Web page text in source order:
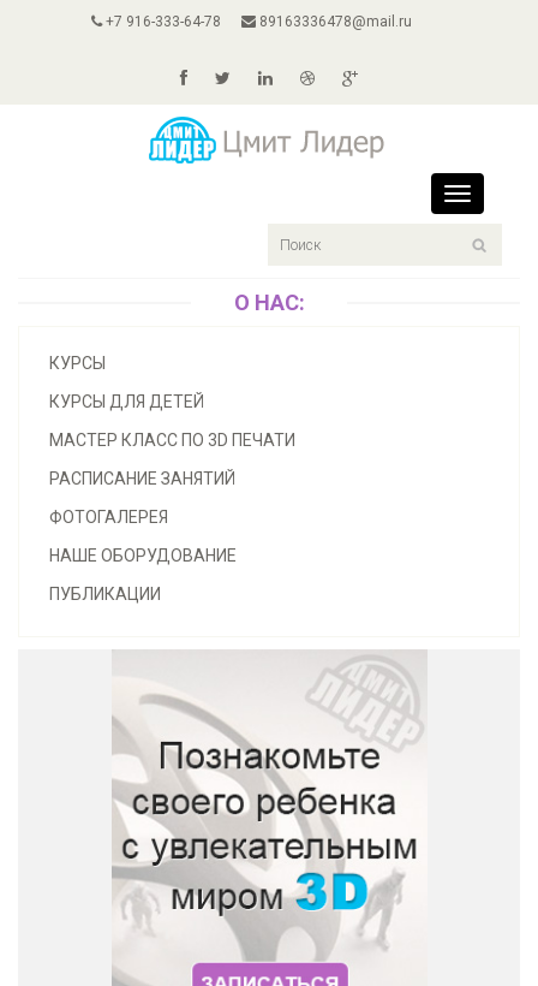
+7 916-333-64-78 89163336478@mail.ru
Toggle
navigation
О НАС:
КУРСЫ
КУРСЫ ДЛЯ ДЕТЕЙ
МАСТЕР КЛАСС ПО 3D ПЕЧАТИ
РАСПИСАНИЕ ЗАНЯТИЙ
ФОТОГАЛЕРЕЯ
НАШЕ ОБОРУДОВАНИЕ
ПУБЛИКАЦИИ